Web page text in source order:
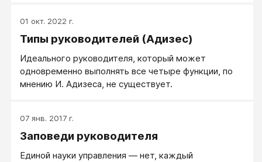
вкладываться.
01 окт. 2022 г.
Типы руководителей (Адизес)
Идеального руководителя, который может
одновременно выполнять все четыре функции, по
мнению И. Адизеса, не существует.
07 янв. 2017 г.
Заповеди руководителя
Единой науки управления — нет, каждый